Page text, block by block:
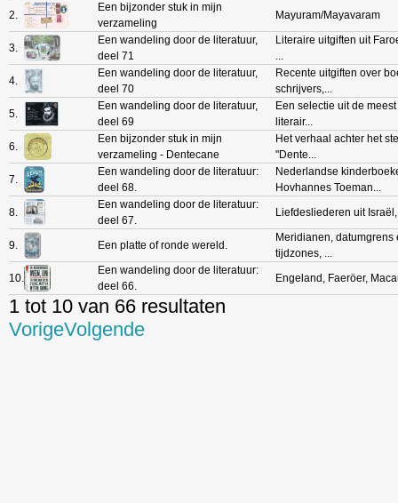
2.
Een bijzonder stuk in mijn
verzameling
Mayuram/Mayavaram
3.
Een wandeling door de literatuur,
deel 71
Literaire uitgiften uit
...
4.
Een wandeling door de literatuur,
deel 70
Recente uitgiften over
schrijvers,...
5.
Een wandeling door de literatuur,
deel 69
Een selectie uit de
literair...
6.
Een bijzonder stuk in mijn
verzameling - Dentecane
Het verhaal achter het
"Dente...
7.
Een wandeling door de literatuur:
deel 68.
Nederlandse
Hovhannes Toeman...
8.
Een wandeling door de literatuur:
deel 67.
Liefdesliederen uit Israël,
9. Een platte of ronde wereld.
Meridianen, datumgrens
tijdzones, ...
10.
Een wandeling door de literatuur:
deel 66.
Engeland, Faeröer,
1 tot 10 van 66 resultaten
VorigeVolgende